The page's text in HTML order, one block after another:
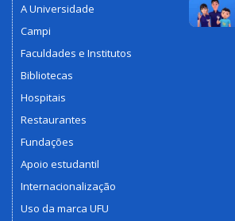
A Universidade
Campi
Faculdades e Institutos
Bibliotecas
Hospitais
Restaurantes
Fundações
Apoio estudantil
Internacionalização
Uso da marca UFU